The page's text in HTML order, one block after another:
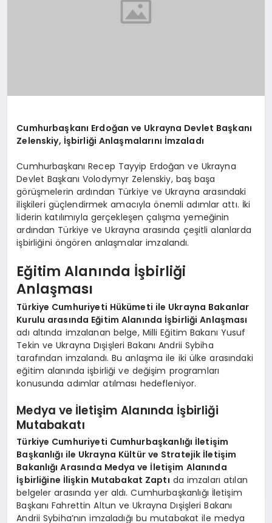
Cumhurbaşkanı Erdoğan ve Ukrayna Devlet Başkanı
Zelenskiy, İşbirliği Anlaşmalarını İmzaladı
Cumhurbaşkanı Recep Tayyip Erdoğan ve Ukrayna
Devlet Başkanı Volodymyr Zelenskiy, baş başa
görüşmelerin ardından Türkiye ve Ukrayna arasındaki
ilişkileri güçlendirmek amacıyla önemli adımlar attı. İki
liderin katılımıyla gerçekleşen çalışma yemeğinin
ardından Türkiye ve Ukrayna arasında çeşitli alanlarda
işbirliğini öngören anlaşmalar imzalandı.
Eğitim Alanında İşbirliği
Anlaşması
Türkiye Cumhuriyeti Hükümeti ile Ukrayna Bakanlar
Kurulu arasında Eğitim Alanında İşbirliği Anlaşması
adı altında imzalanan belge, Milli Eğitim Bakanı Yusuf
Tekin ve Ukrayna Dışişleri Bakanı Andrii Sybiha
tarafından imzalandı. Bu anlaşma ile iki ülke arasındaki
eğitim alanında işbirliği ve değişim programları
konusunda adımlar atılması hedefleniyor.
Medya ve İletişim Alanında İşbirliği
Mutabakatı
Türkiye Cumhuriyeti Cumhurbaşkanlığı İletişim
Başkanlığı ile Ukrayna Kültür ve Stratejik İletişim
Bakanlığı Arasında Medya ve İletişim Alanında
İşbirliğine İlişkin Mutabakat Zaptı da imzaları atılan
belgeler arasında yer aldı. Cumhurbaşkanlığı İletişim
Başkanı Fahrettin Altun ve Ukrayna Dışişleri Bakanı
Andrii Sybiha’nın imzaladığı bu mutabakat ile medya